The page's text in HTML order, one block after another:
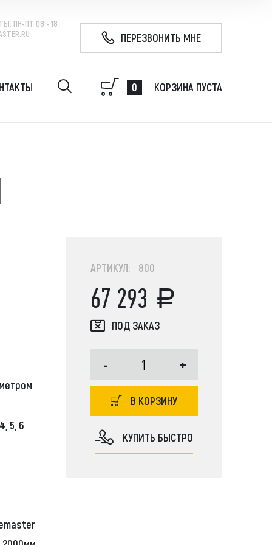
ПН-ПТ 08 - 18
ПЕРЕЗВОНИТЬ МНЕ
JCB, Case, Liebherr, Bobcat, Komatsu,
Dong Yang, New Holland, John Deere
0 КОРЗИНА ПУСТА
5, 6
АРТИКУЛ: 800
67 293
ПОД ЗАКАЗ
- +
В КОРЗИНУ
КУПИТЬ БЫСТРО